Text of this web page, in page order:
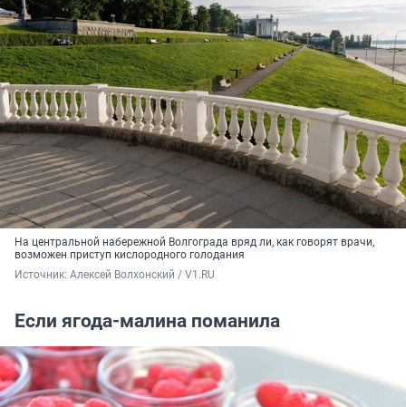
На центральной набережной Волгограда вряд ли, как говорят врачи,
возможен приступ кислородного голодания
Источник: Алексей Волхонский / V1.RU
Если ягода-малина поманила